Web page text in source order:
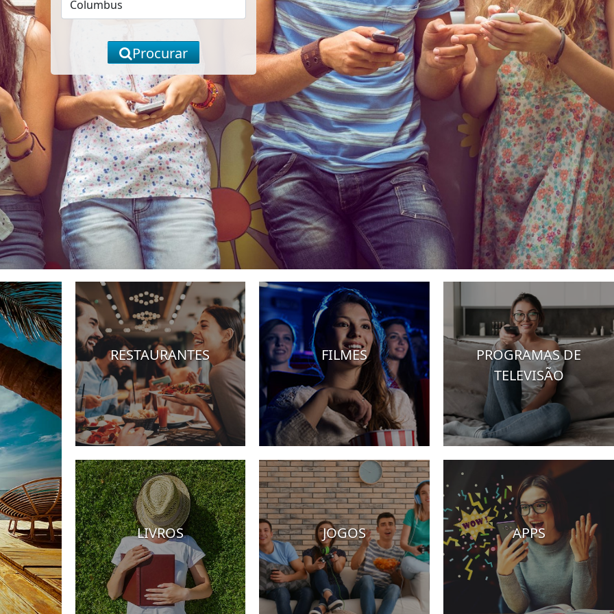
Procurar
Hotéis
RESTAURANTES FILMES
PROGRAMAS DE
TELEVISÃO
LIVROS JOGOS APPS